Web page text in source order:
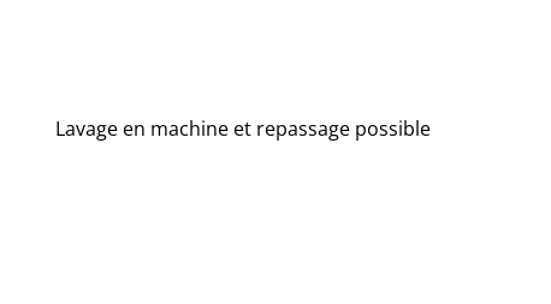
Lavage en machine et repassage possible